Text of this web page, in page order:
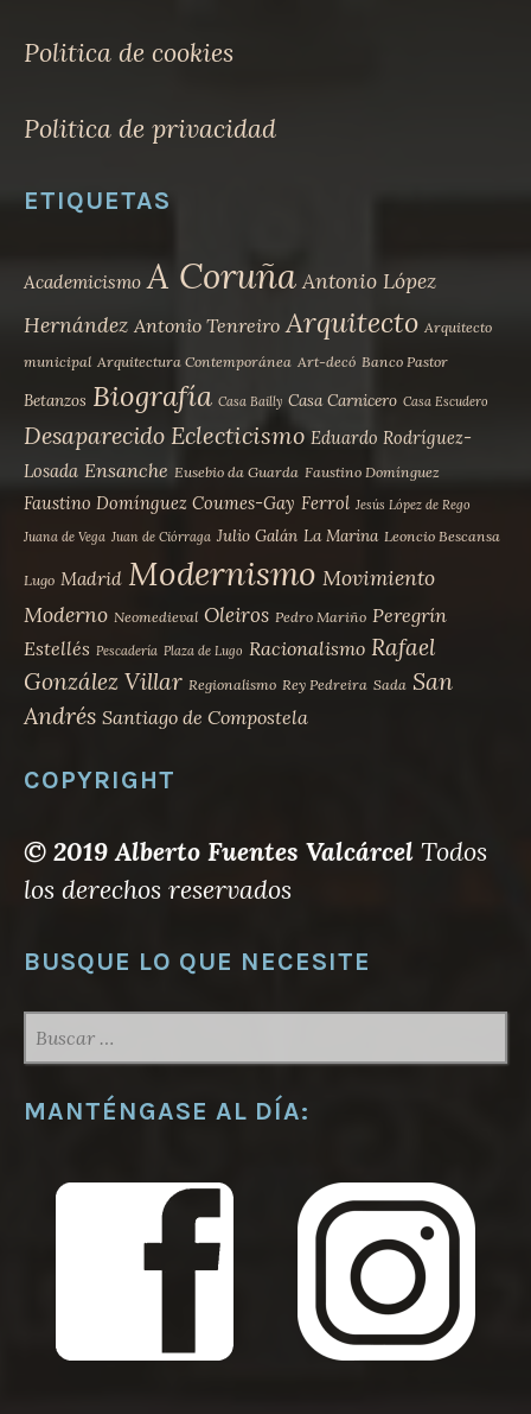
Politica de cookies
Politica de privacidad
ETIQUETAS
Academicismo A Coruña Antonio López
Hernández Antonio Tenreiro Arquitecto Arquitecto
municipal Arquitectura Contemporánea Art-decó Banco Pastor
Betanzos Biografía Casa Bailly Casa Carnicero Casa Escudero
Desaparecido Eclecticismo Eduardo Rodríguez-
Losada Ensanche Eusebio da Guarda Faustino Domínguez
Faustino Domínguez Coumes-Gay Ferrol Jesús López de Rego
Juana de Vega Juan de Ciórraga Julio Galán La Marina Leoncio Bescansa
Lugo Madrid Modernismo Movimiento
Moderno Neomedieval Oleiros Pedro Mariño Peregrín
Estellés Pescadería Plaza de Lugo Racionalismo Rafael
González Villar Regionalismo Rey Pedreira Sada San
Andrés Santiago de Compostela
COPYRIGHT
© 2019 Alberto Fuentes Valcárcel Todos
los derechos reservados
BUSQUE LO QUE NECESITE
MANTÉNGASE AL DÍA: